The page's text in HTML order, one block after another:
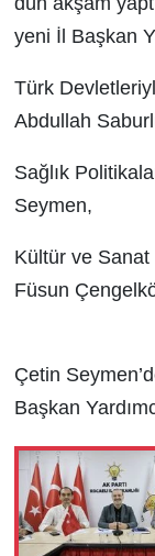
yeni İl Başkan
Türk
Abdullah
Sağlık
Seymen,
Kültür ve Sanat
Füsun
Çetin
Başkan